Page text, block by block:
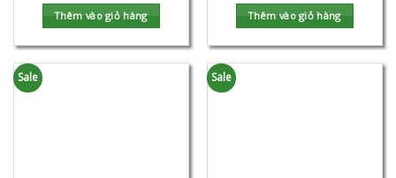
Thêm vào giỏ hàng Thêm vào giỏ hàng
Sale Sale